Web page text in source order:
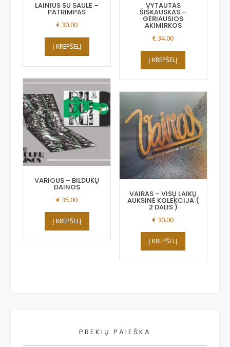
LAINIUS SU SAULE –
PATRIMPAS
€30.00
Į KREPŠELĮ
VYTAUTAS
ŠIŠKAUSKAS –
GERIAUSIOS
AKIMIRKOS
€34.00
Į KREPŠELĮ
VARIOUS – BILDUKŲ
DAINOS
€35.00
Į KREPŠELĮ
VAIRAS – VISŲ LAIKŲ
AUKSINĖ KOLEKCIJA (
2 DALIS )
€30.00
Į KREPŠELĮ
PREKIŲ PAIEŠKA